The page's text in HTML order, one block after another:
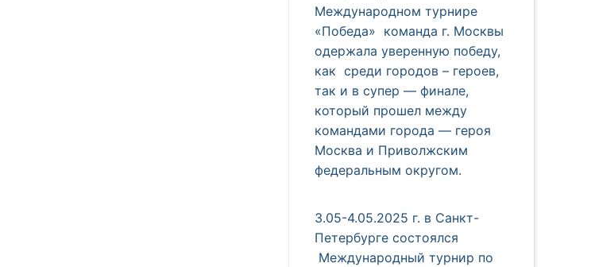
Международном турнире
«Победа» команда г. Москвы
одержала уверенную победу,
как среди городов – героев,
так и в супер — финале,
который прошел между
командами города — героя
Москва и Приволжским
федеральным округом.
3.05-4.05.2025 г. в Санкт-
Петербурге состоялся
Международный турнир по